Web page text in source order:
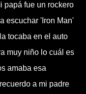
papá fue un rockero
escuchar 'Iron Man'
tocaba en el auto
muy niño lo cuál es
amaba esa
a mi padre